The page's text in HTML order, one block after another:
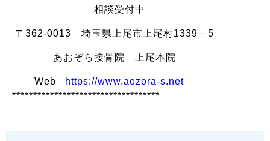
相談受付中
〒362-0013 埼玉県上尾市上尾村1339－5
あおぞら接骨院 上尾本院
Web
https://www.aozora-s.net
***********************************